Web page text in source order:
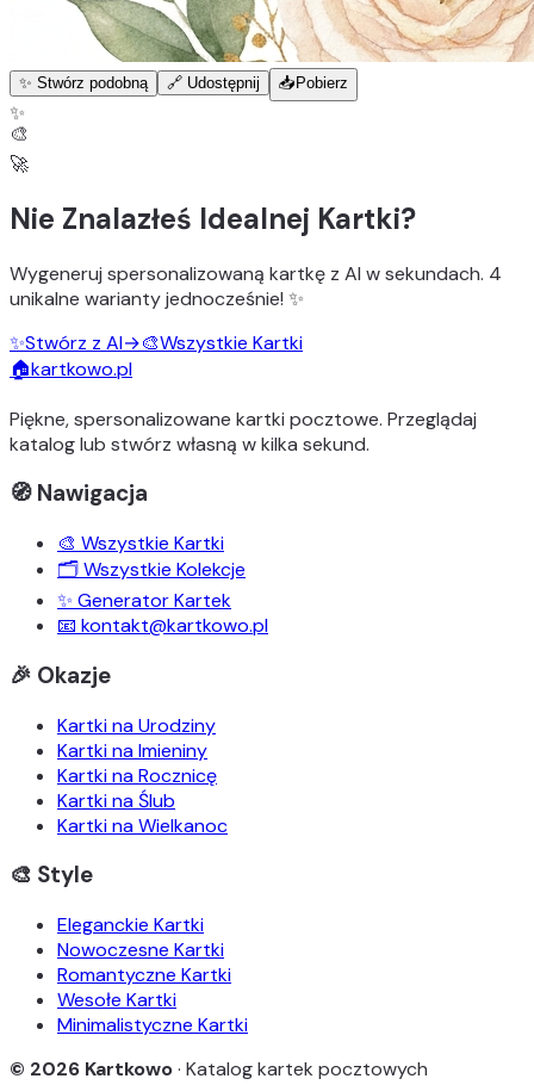
✨ Stwórz podobną 🔗 Udostępnij 📥 Pobierz
✨
🎨
🚀
Nie Znalazłeś Idealnej Kartki?
Wygeneruj spersonalizowaną kartkę z AI w sekundach. 4
unikalne wariantyjednocześnie! ✨
✨Stwórz z AI→🎨Wszystkie Kartki
🏠kartkowo.pl
Piękne, spersonalizowane kartki pocztowe. Przeglądaj
katalog lub stwórz własną w kilka sekund.
🧭 Nawigacja
🎨 Wszystkie Kartki
🗂️ Wszystkie Kolekcje
✨ Generator Kartek
📧 kontakt@kartkowo.pl
🎉 Okazje
Kartki na Urodziny
Kartki na Imieniny
Kartki na Rocznicę
Kartki na Ślub
Kartki na Wielkanoc
🎨 Style
Eleganckie Kartki
Nowoczesne Kartki
Romantyczne Kartki
Wesołe Kartki
Minimalistyczne Kartki
© 2026 Kartkowo· Katalog kartek pocztowych